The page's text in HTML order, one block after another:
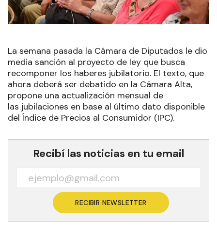
La semana pasada la Cámara de Diputados le dio
media sanción al proyecto de ley que busca
recomponer los haberes jubilatorio. El texto, que
ahora deberá ser debatido en la Cámara Alta,
propone una actualización mensual de
las jubilaciones en base al último dato disponible
del Índice de Precios al Consumidor (IPC).
Recibí las noticias en tu email
RECIBIR NEWSLETTER